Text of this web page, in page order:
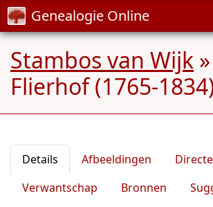
Genealogie Online
Stambos van Wijk »
Flierhof (1765-
Details Afbeeldingen
Verwantschap
Bronnen